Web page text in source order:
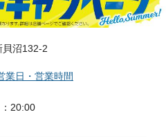
貝沼132-2
業日・営業時間
： 20:00